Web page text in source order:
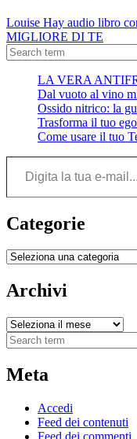
Louise Hay audio libro
MIGLIORE DI TE
LA VERA
Dal vuoto al vino
Ossido nitrico: la
Trasforma il tuo
Come usare il tuo
Digita la tua e-mail...
Categorie
Categorie
Archivi
Archivi
Meta
Accedi
Feed dei contenuti
Feed dei commenti